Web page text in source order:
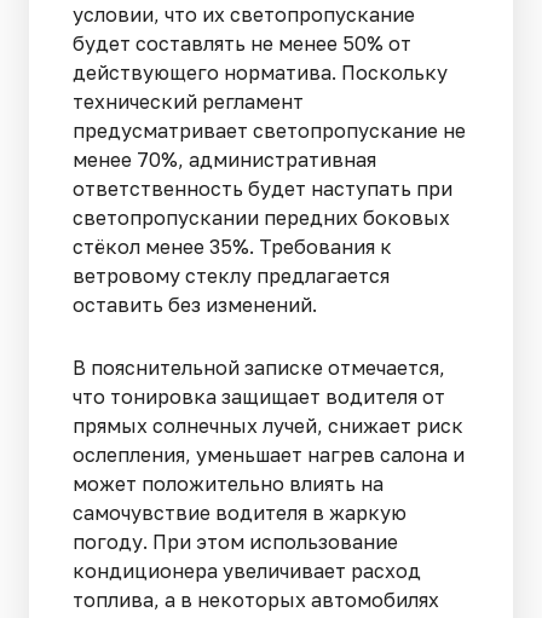
условии, что их светопропускание
будет составлять не менее 50% от
действующего норматива. Поскольку
технический регламент
предусматривает светопропускание не
менее 70%, административная
ответственность будет наступать при
светопропускании передних боковых
стёкол менее 35%. Требования к
ветровому стеклу предлагается
оставить без изменений.
В пояснительной записке отмечается,
что тонировка защищает водителя от
прямых солнечных лучей, снижает риск
ослепления, уменьшает нагрев салона и
может положительно влиять на
самочувствие водителя в жаркую
погоду. При этом использование
кондиционера увеличивает расход
топлива, а в некоторых автомобилях